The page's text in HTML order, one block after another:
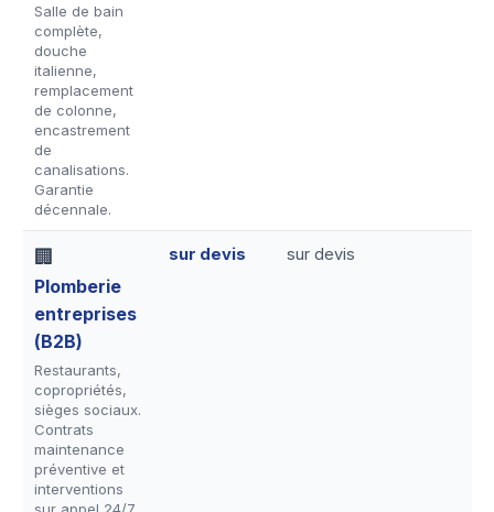
Salle de bain
complète,
douche
italienne,
remplacement
de colonne,
encastrement
de
canalisations.
Garantie
décennale.
🏢
Plomberie
entreprises
(B2B)
Restaurants,
copropriétés,
sièges sociaux.
Contrats
maintenance
préventive et
interventions
sur appel 24/7.
sur devis sur devis